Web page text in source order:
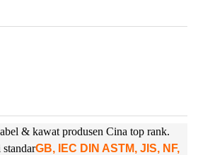
& kawat produsen Cina top rank.
GB, IEC DIN ASTM, JIS, NF,